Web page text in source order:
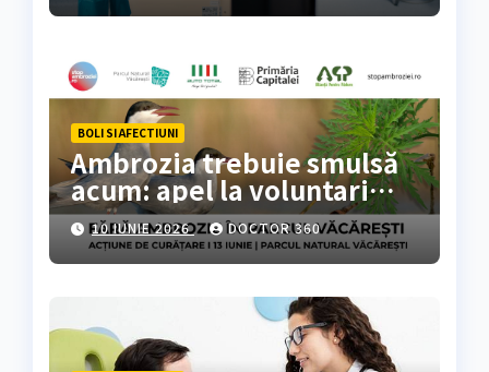
BOLI SI AFECTIUNI
Ambrozia trebuie smulsă
acum: apel la voluntari
pentru acțiune de curățare
în Parcul Natural
Văcărești
10 IUNIE 2026 DOCTOR 360